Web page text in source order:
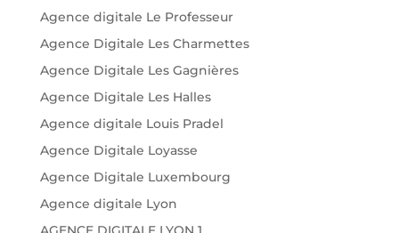
Agence digitale Le Professeur
Agence Digitale Les Charmettes
Agence Digitale Les Gagnières
Agence Digitale Les Halles
Agence digitale Louis Pradel
Agence Digitale Loyasse
Agence Digitale Luxembourg
Agence digitale Lyon